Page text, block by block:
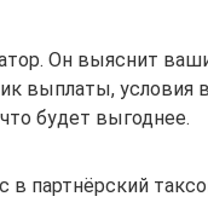
Он выяснит
выплаты, условия
будет выгоднее.
в партнёрский